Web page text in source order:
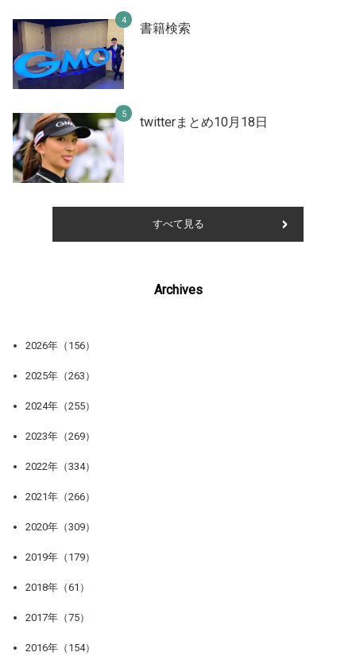
書籍検索
twitterまとめ10月18日
すべて見る
Archives
2026年（156）
2025年（263）
2024年（255）
2023年（269）
2022年（334）
2021年（266）
2020年（309）
2019年（179）
2018年（61）
2017年（75）
2016年（154）